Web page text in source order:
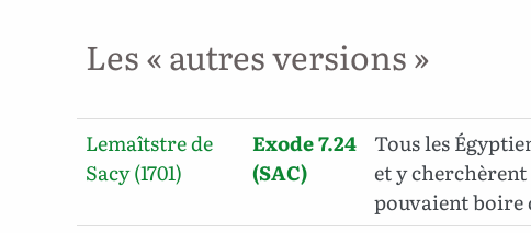
Les « autres versions »
Lemaîtstre de
Sacy (1701)
Exode 7.24
(SAC)
Tous les
et y cherchèrent
pouvaient boire